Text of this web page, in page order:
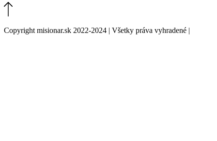
Copyright misionar.sk 2022-2024 | Všetky práva vyhradené |